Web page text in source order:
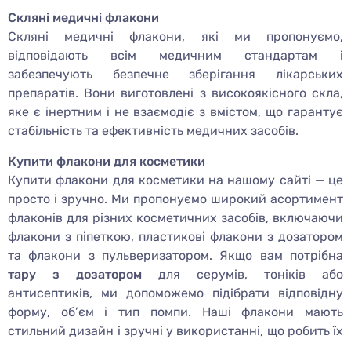
Скляні медичні флакони
Скляні медичні флакони, які ми пропонуємо,
відповідають всім медичним стандартам і
забезпечують безпечне зберігання лікарських
препаратів. Вони виготовлені з високоякісного скла,
яке є інертним і не взаємодіє з вмістом, що гарантує
стабільність та ефективність медичних засобів.
Купити флакони для косметики
Купити флакони для косметики на нашому сайті — це
просто і зручно. Ми пропонуємо широкий асортимент
флаконів для різних косметичних засобів, включаючи
флакони з піпеткою, пластикові флакони з дозатором
та флакони з пульверизатором. Якщо вам потрібна
тару з дозатором для серумів, тоніків або
антисептиків, ми допоможемо підібрати відповідну
форму, об’єм і тип помпи. Наші флакони мають
стильний дизайн і зручні у використанні, що робить їх